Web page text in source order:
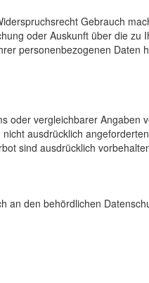
Gebrauch
oder Auskunft über die
personenbezogenen
oder vergleichbarer
ausdrücklich
sind ausdrücklich
an den behördlichen